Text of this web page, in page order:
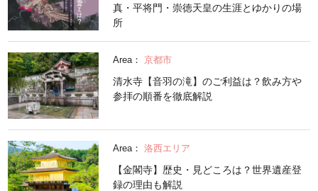
真・平将門・崇徳天皇の生涯とゆかりの場
所
Area： 京都市
清水寺【音羽の滝】のご利益は？飲み方や
参拝の順番を徹底解説
Area： 洛西エリア
【金閣寺】歴史・見どころは？世界遺産登
録の理由も解説